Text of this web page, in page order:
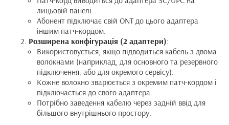
лицьовій панелі.
Абонент підключає свій ONT до цього адаптера
іншим патч-кордом.
Розширена конфігурація (2 адаптери):
Використовується, якщо підводиться кабель з двома
волокнами (наприклад, для основного та резервного
підключення, або для окремого сервісу).
Кожне волокно зварюється з окремим патч-кордом і
підключається до свого адаптера.
Потрібно заведення кабелю через задній ввід для
більшого внутрішнього простору.